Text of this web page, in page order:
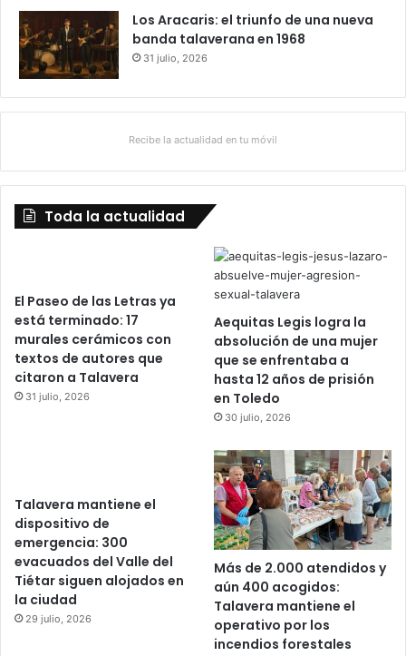
Los Aracaris: el triunfo de una nueva
banda talaverana en 1968
31 julio, 2026
Recibe la actualidad en tu móvil
Toda la actualidad
El Paseo de las Letras ya
está terminado: 17
murales cerámicos con
textos de autores que
citaron a Talavera
31 julio, 2026
Aequitas Legis logra la
absolución de una mujer
que se enfrentaba a
hasta 12 años de prisión
en Toledo
30 julio, 2026
Talavera mantiene el
dispositivo de
emergencia: 300
evacuados del Valle del
Tiétar siguen alojados en
la ciudad
29 julio, 2026
Más de 2.000 atendidos y
aún 400 acogidos:
Talavera mantiene el
operativo por los
incendios forestales